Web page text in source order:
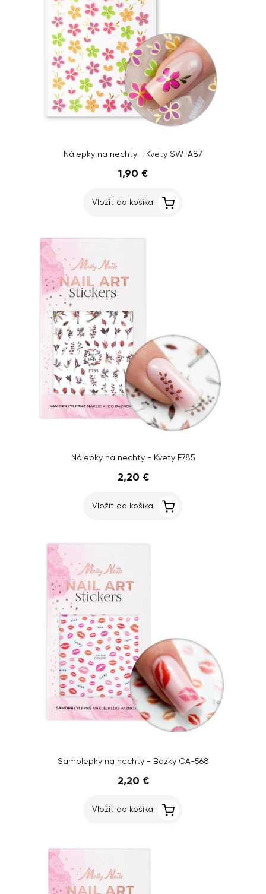
Nálepky na nechty - Kvety SW-A87
1,90 €
Vložiť do košíka
Nálepky na nechty - Kvety F785
2,20 €
Vložiť do košíka
Samolepky na nechty - Bozky CA-568
2,20 €
Vložiť do košíka